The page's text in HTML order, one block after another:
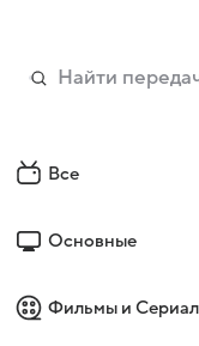
Все
Основные
Фильмы и